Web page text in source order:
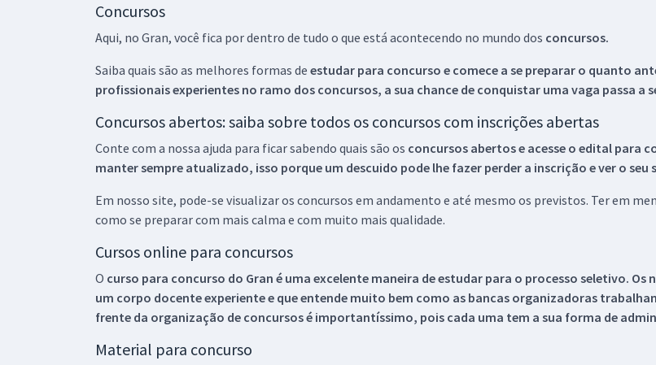
Concursos
Aqui, no Gran, você fica por dentro de tudo o que está acontecendo no mundo dos concursos.
Saiba quais são as melhores formas de estudar para concurso e comece a se preparar o quanto
profissionais experientes no ramo dos concursos, a sua chance de conquistar uma vaga passa a
Concursos abertos: saiba sobre todos os concursos com inscrições abertas
Conte com a nossa ajuda para ficar sabendo quais são os concursos abertos e acesse o edital para
manter sempre atualizado, isso porque um descuido pode lhe fazer perder a inscrição e ver o
Em nosso site, pode-se visualizar os concursos em andamento e até mesmo os previstos. Ter em
como se preparar com mais calma e com muito mais qualidade.
Cursos online para concursos
O curso para concurso do Gran é uma excelente maneira de estudar para o processo seletivo.
um corpo docente experiente e que entende muito bem como as bancas organizadoras
frente da organização de concursos é importantíssimo, pois cada uma tem a sua forma de
Material para concurso